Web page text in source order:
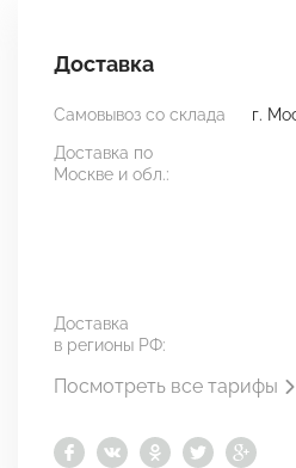
Доставка
Самовывоз со склада
г.
Доставка по
Москве и обл.:
Доставка
в регионы РФ:
Посмотреть все тарифы